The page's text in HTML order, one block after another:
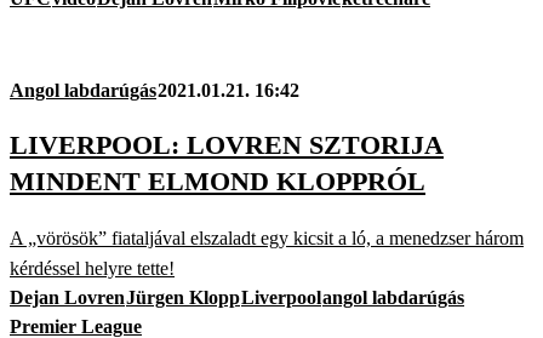
Angol labdarúgás2021.01.21. 16:42
LIVERPOOL: LOVREN SZTORIJA
MINDENT ELMOND KLOPPRÓL
A „vörösök” fiataljával elszaladt egy kicsit a ló, a menedzser három
kérdéssel helyre tette!
Dejan LovrenJürgen KloppLiverpoolangol labdarúgás
Premier League